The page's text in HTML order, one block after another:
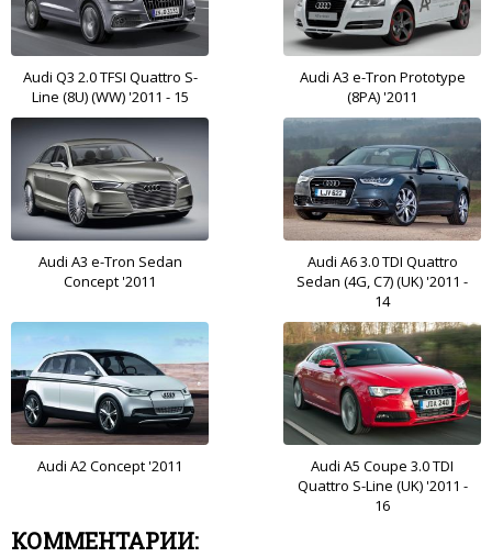
Audi Q3 2.0 TFSI Quattro S-
Line (8U) (WW) '2011 - 15
Audi A3 e-Tron Prototype
(8PA) '2011
Audi A3 e-Tron Sedan
Concept '2011
Audi A6 3.0 TDI Quattro
Sedan (4G, C7) (UK) '2011 -
14
Audi A2 Concept '2011
Audi A5 Coupe 3.0 TDI
Quattro S-Line (UK) '2011 -
16
КОММЕНТАРИИ: